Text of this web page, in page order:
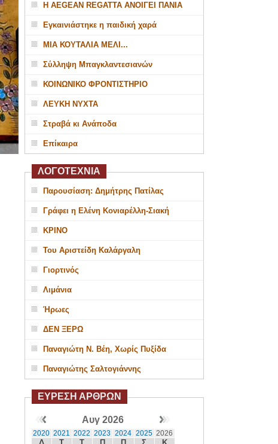
Η AEGEAN REGATTA ΑΝΟΙΓΕΙ ΠΑΝΙΑ
Εγκαινιάστηκε η παιδική χαρά
ΜΙΑ ΚΟΥΤΑΛΙΑ ΜΕΛΙ...
Σύλληψη Μπαγκλαντεσιανών
ΚΟΙΝΩΝΙΚΟ ΦΡΟΝΤΙΣΤΗΡΙΟ
ΛΕΥΚΗ ΝΥΧΤΑ
Στραβά κι Ανάποδα
Επίκαιρα
ΛΟΓΟΤΕΧΝΙΑ
Παρουσίαση: Δημήτρης Πατίλας
Γράφει η Ελένη Κονιαρέλλη-Σιακή
ΚΡΙΝΟ
Του Αριστείδη Καλάργαλη
Γιορτινός
Λιμάνια
Ήρωες
ΔΕΝ ΞΕΡΩ
Παναγιώτη Ν. Βέη, Χωρίς Πυξίδα
Παναγιώτης Σαλτογιάννης
ΕΥΡΕΣΗ ΑΡΘΡΩΝ
Αυγ 2026
2020 2021 2022 2023 2024 2025 2026